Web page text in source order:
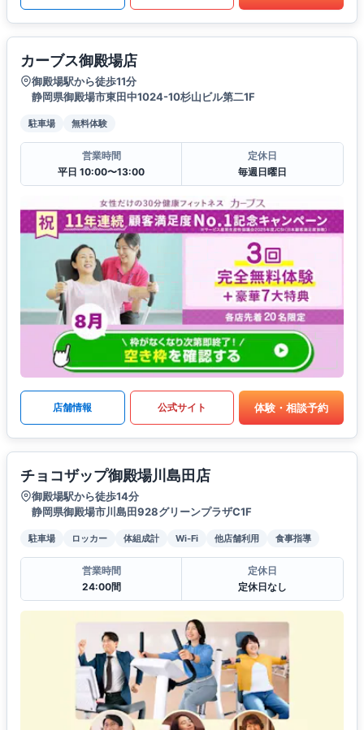
カーブス御殿場店
御殿場駅から徒歩11分
静岡県御殿場市東田中1024-10杉山ビル第二1F
駐車場 無料体験
営業時間
平日 10:00〜13:00
定休日
毎週日曜日
店舗情報 公式サイト 体験・相談予約
チョコザップ御殿場川島田店
御殿場駅から徒歩14分
静岡県御殿場市川島田928グリーンプラザC1F
駐車場 ロッカー 体組成計 Wi-Fi 他店舗利用 食事指導
営業時間
24:00間
定休日
定休日なし